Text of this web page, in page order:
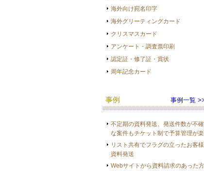
海外向け宛名印字
海外グリーティングカード
クリスマスカード
アンケート・調査票印刷
認定証・修了証・賞状
周年記念カード
事例 事例一覧
不定期の資料発送、発送件数が不
な案件もチケット制で予算管理が
リスト共有でフラグの立ったお客
資料発送
Webサイトから資料請求のあった